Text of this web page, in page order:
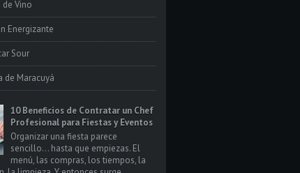
de Vino
Energizante
Sour
de Maracuyá
10 Beneficios de Contratar un Chef
Profesional para Fiestas y Eventos
Organizar una fiesta parece
sencillo… hasta que empiezas. El
menú, las compras, los tiempos, la